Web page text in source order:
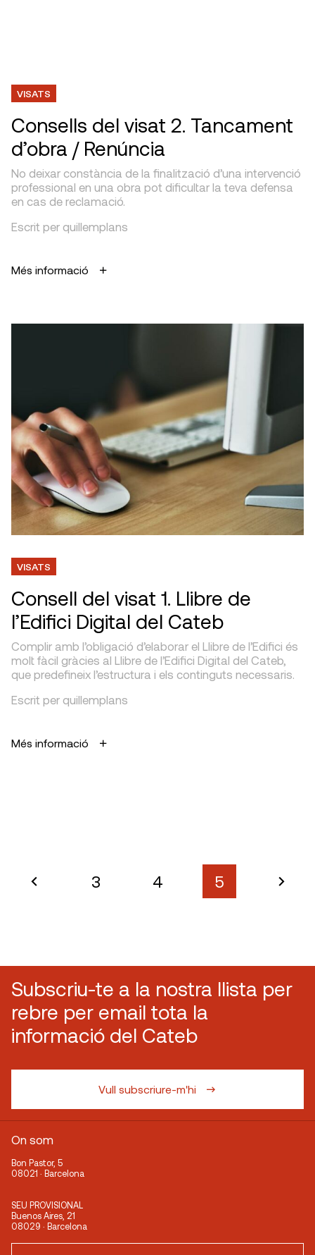
VISATS
Consells del visat 2. Tancament
d’obra / Renúncia
No deixar constància de la finalització d’una intervenció
professional en una obra pot dificultar la teva defensa
en cas de reclamació.
Escrit per quillemplans
Més informació
VISATS
Consell del visat 1. Llibre de
l’Edifici Digital del Cateb
Complir amb l’obligació d’elaborar el Llibre de l’Edifici és
molt fàcil gràcies al Llibre de l’Edifici Digital del Cateb,
que predefineix l’estructura i els continguts necessaris.
Escrit per quillemplans
Més informació
3 4 5
Subscriu-te a la nostra llista per
rebre per email tota la
informació del Cateb
Vull subscriure-m'hi
On som
Bon Pastor, 5
08021 · Barcelona
SEU PROVISIONAL
Buenos Aires, 21
08029 · Barcelona